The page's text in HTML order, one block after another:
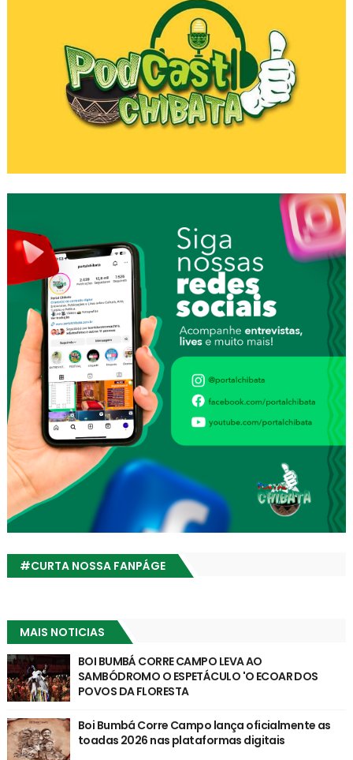
#CURTA NOSSA FANPÁGE
MAIS NOTICIAS
BOI BUMBÁ CORRE CAMPO LEVA AO
SAMBÓDROMO O ESPETÁCULO 'O ECOAR DOS
POVOS DA FLORESTA
Boi Bumbá Corre Campo lança oficialmente as
toadas 2026 nas plataformas digitais